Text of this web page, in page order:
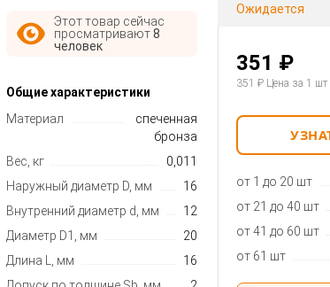
Этот товар сейчас
просматривают8
человек
Общие характеристики
Материал
спеченная
бронза
Вес, кг
0,011
Наружный диаметр D, мм
16
Внутренний диаметр d, мм
12
Диаметр D1, мм
20
Длина L, мм
16
Ожидается
351 ₽
351 ₽Цена за 1 шт
от 1 до 20 шт
от 21 до 40 шт
от 41 до 60 шт
от 61 шт